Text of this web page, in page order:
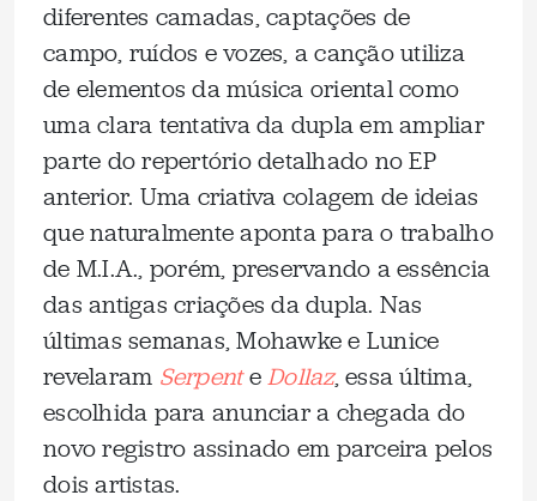
diferentes camadas, captações de
campo, ruídos e vozes, a canção utiliza
de elementos da música oriental como
uma clara tentativa da dupla em ampliar
parte do repertório detalhado no EP
anterior. Uma criativa colagem de ideias
que naturalmente aponta para o trabalho
de M.I.A., porém, preservando a essência
das antigas criações da dupla. Nas
últimas semanas, Mohawke e Lunice
revelaram SerpenteDollaz, essa última,
escolhida para anunciar a chegada do
novo registro assinado em parceira pelos
dois artistas.